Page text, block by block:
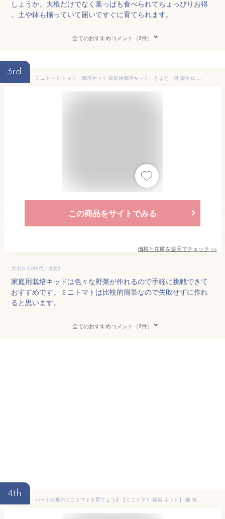
しょうか。大根だけでなく葉っぱも食べられてちょっぴりお得
。土や鉢も揃っていて届いてすぐに育てられます。
全てのおすすめコメント（2件）
3rd
ミニトマト トマト 栽培セット 家庭用栽培キット とまと 母 誕生日 野菜 種 栽培キット 栽培キット 野菜 栽培 お家時間 プレゼント 2025 母の日 父の日 プレゼント
この商品をサイトでみる
価格と在庫を楽天でチェック >>
ポポロろ(40代・女性)
家庭用栽培キッドは色々な野菜が作れるので手軽に挑戦できて
おすすめです。ミニトマトは比較的簡単なので失敗せずに作れ
ると思います。
全てのおすすめコメント（2件）
4th
ハートの形のミニトマトを育てよう♪ 【ミニトマト 栽培 キット】 種 種から育てる栽培キット 母の日 ギフト 2022 母 誕生日 栽培セット 家庭用栽培キット 赤 黄色 父の日 父 誕生日 野菜 栽培キット 父の日 プレゼント 贈り物